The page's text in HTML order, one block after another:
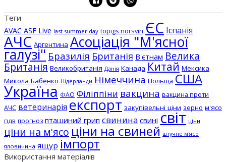
Теги
AVAC ASF Live last summer day topigs norsvin ЄС Іспанія
АЧС Аргентина Асоціація "М'ясної
галузі" Бразилія Британія В'єтнам Велика
Британія Великобританія Данія Канада Китай Мексика
Микола Бабенко Нідерланди Німеччина Польща США
Україна ФАО Філіппіни вакцина вакцина проти
АЧС ветеринарія експорт закупівельні ціни зерно м'ясо
пдв прогноз пташиний грип свинина свині світ ціни
ціни на м'ясо ціни на свиней штучне м'ясо
яловичина ящур імпорт
Використання матеріалів